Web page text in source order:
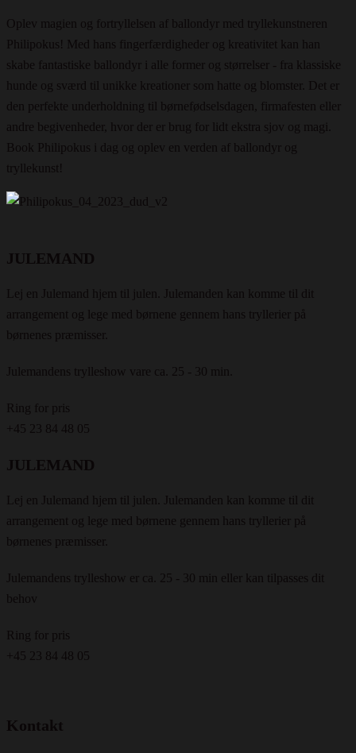
Oplev magien og fortryllelsen af ballondyr med tryllekunstneren
Philipokus! Med hans fingerfærdigheder og kreativitet kan han
skabe fantastiske ballondyr i alle former og størrelser - fra klassiske
hunde og sværd til unikke kreationer som hatte og blomster. Det er
den perfekte underholdning til børnefødselsdagen, firmafesten eller
andre begivenheder, hvor der er brug for lidt ekstra sjov og magi.
Book Philipokus i dag og oplev en verden af ballondyr og
tryllekunst!
JULEMAND
Lej en Julemand hjem til julen. Julemanden kan komme til dit
arrangement og lege med børnene gennem hans tryllerier på
børnenes præmisser.
Julemandens trylleshow vare ca. 25 - 30 min.
Ring for pris
+45 23 84 48 05
JULEMAND
Lej en Julemand hjem til julen. Julemanden kan komme til dit
arrangement og lege med børnene gennem hans tryllerier på
børnenes præmisser.
Julemandens trylleshow er ca. 25 - 30 min eller kan tilpasses dit
behov
Ring for pris
+45 23 84 48 05
Kontakt